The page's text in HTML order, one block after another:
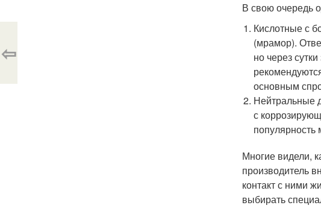
В свою очередь
Кислотные с
(мрамор).
но через
основным
Нейтральные
с
Многие видели,
производитель
контакт с ними
выбирать
⇦